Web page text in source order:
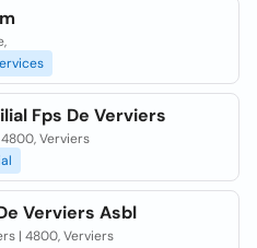
Fps De Verviers
Verviers
Verviers Asbl
| 4800, Verviers